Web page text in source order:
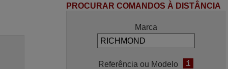
PROCURAR COMANDOS À DISTÂNCIA
Marca
Referência ou Modelo i